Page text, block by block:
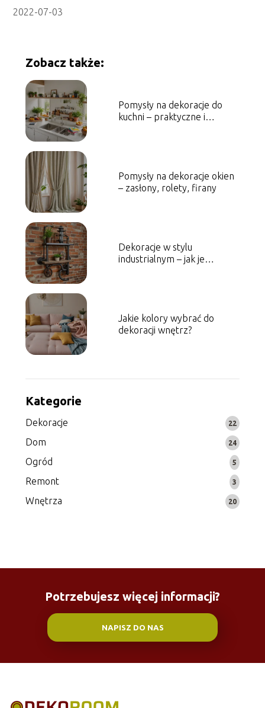
2022-07-03
Zobacz także:
Pomysły na dekoracje do
kuchni – praktyczne i
Pomysły na dekoracje okien
– zasłony, rolety, firany
Dekoracje w stylu
industrialnym – jak je
Jakie kolory wybrać do
dekoracji wnętrz?
Kategorie
Dekoracje 22
Dom 24
Ogród 5
Remont 3
Wnętrza 20
Potrzebujesz więcej informacji?
NAPISZ DO NAS